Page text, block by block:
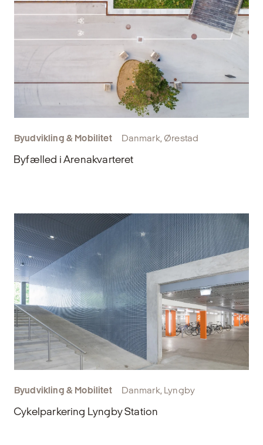
Byudvikling & Mobilitet Danmark, Ørestad
Byfælled i Arenakvarteret
Byudvikling & Mobilitet Danmark, Lyngby
Cykelparkering Lyngby Station